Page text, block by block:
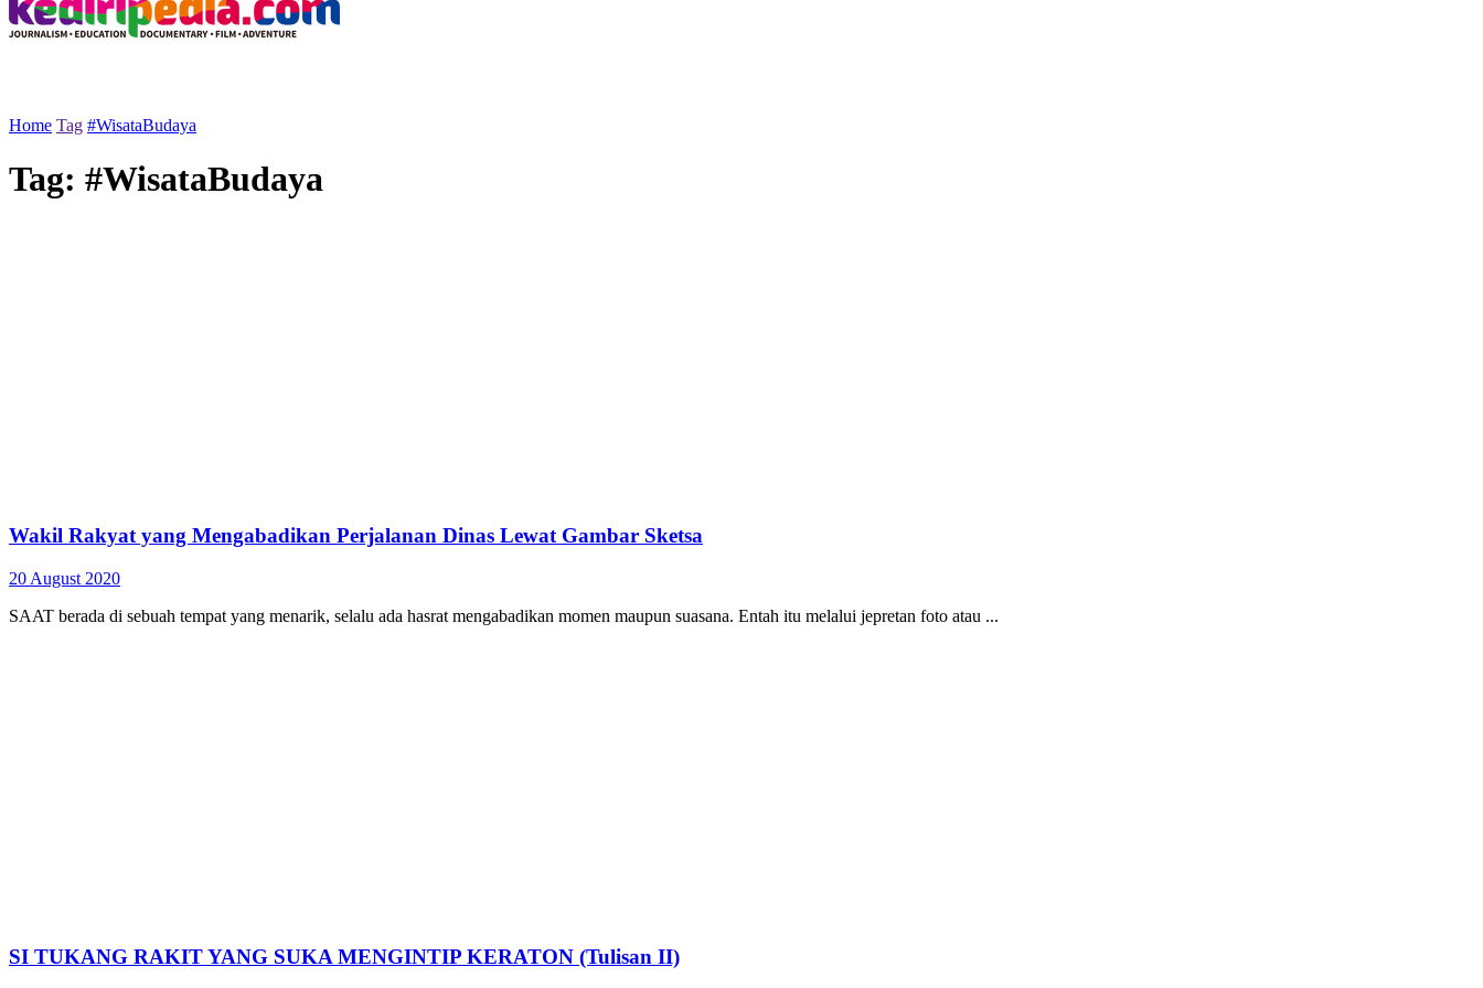
Home Tag #WisataBudaya
Tag: #WisataBudaya
Wakil Rakyat yang Mengabadikan Perjalanan Dinas Lewat Gambar Sketsa
20 August 2020
SAAT berada di sebuah tempat yang menarik, selalu ada hasrat mengabadikan momen maupun suasana. Entah itu melalui jepretan foto atau ...
SI TUKANG RAKIT YANG SUKA MENGINTIP KERATON (Tulisan II)